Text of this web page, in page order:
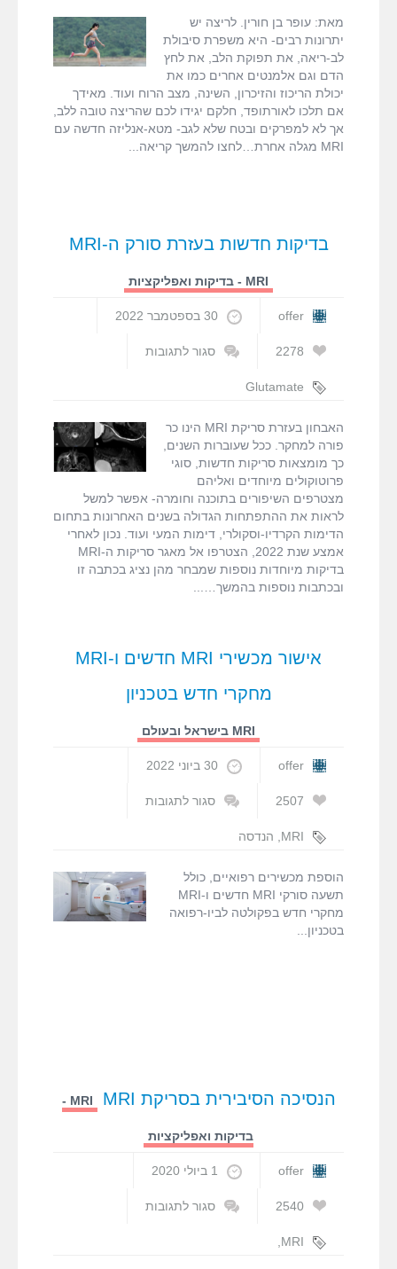
פוגעת
חדשה
שסוקרת
מחקרי
מאת: עופר בן חורין. לריצה יש
יתרונות רבים- היא משפרת סיבולת
לב-ריאה, את תפוקת הלב, את לחץ
הדם וגם אלמנטים אחרים כמו את
יכולת הריכוז והזיכרון, השינה, מצב הרוח ועוד. מאידך
אם תלכו לאורתופד, חלקם יגידו לכם שהריצה טובה ללב,
אך לא למפרקים ובטח שלא לגב- מטא-אנליזה חדשה עם
MRI מגלה אחרת…לחצו להמשך קריאה
בדיקות חדשות בעזרת סורק ה-MRI
MRI - בדיקות ואפליקציות
offer 30 בספטמבר 2022
2278
סגור לתגובות
בעזרת
MRI
Glutamate
Exchange
Saturation
Transfer
(GluCEST)
MRI,MR
Neurography,
MRI, MRI
Sialography
,
עופר בן חורין
האבחון בעזרת סריקת MRI הינו כר
פורה למחקר. ככל שעוברות השנים,
כך מומצאות סריקות חדשות, סוגי
פרוטוקולים מיוחדים ואליהם
מצטרפים השיפורים בתוכנה וחומרה- אפשר למשל
לראות את ההתפתחות הגדולה בשנים האחרונות בתחום
הדימות הקרדיו-וסקולרי, דימות המעי ועוד. נכון לאחרי
אמצע שנת 2022, הצטרפו אל מאגר סריקות ה-MRI
בדיקות מיוחדות נוספות שמבחר מהן נציג בכתבה זו
ובכתבות נוספות בהמשך…
אישור מכשירי MRI חדשים ו-MRI
מחקרי חדש בטכניון
MRI בישראל ובעולם
offer 30 ביוני 2022
2507
סגור לתגובות
אישור
MRI
הנדסה
טכניון
הוספת מכשירים רפואיים, כולל
תשעה סורקי MRI חדשים ו-MRI
מחקרי חדש בפקולטה לביו-רפואה
בטכניון
הנסיכה הסיבירית בסריקת MRI MRI -
בדיקות ואפליקציות
offer 1 ביולי 2020
2540
סגור לתגובות
MRI